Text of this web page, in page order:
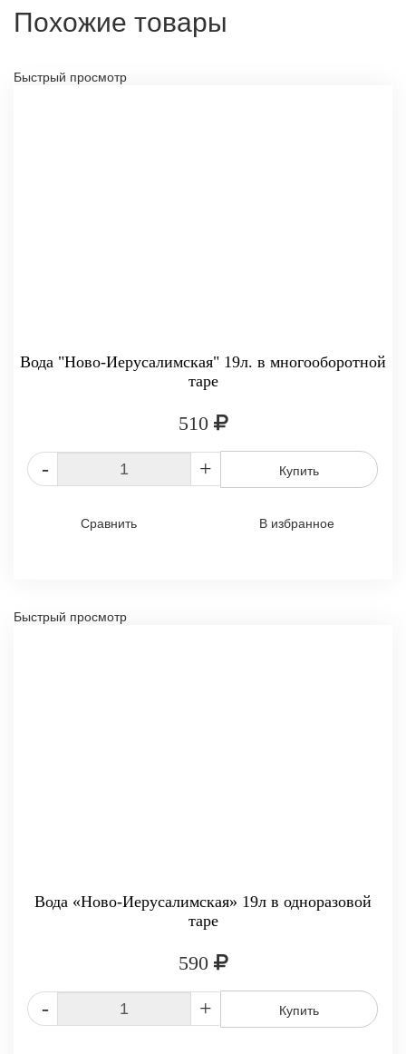
Похожие товары
Быстрый просмотр
Вода "Ново-Иерусалимская" 19л. в многооборотной
таре
510
- + Купить
Сравнить В избранное
Быстрый просмотр
Вода «Ново-Иерусалимская» 19л в одноразовой
таре
590
- + Купить